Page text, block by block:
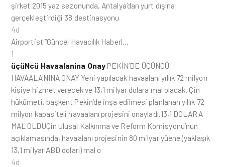
şirket 2015 yaz sezonunda, Antalya’dan yurt dışına
gerçekleştirdiği 38 destinasyonu
4d
Airportist “Güncel Havacılık Haberl…
1
üçüNcü Havaalanina Onay PEKİN’DE ÜÇÜNCÜ
HAVAALANINA ONAY Yeni yapılacak havaalanı yıllık 72 milyon
kişiye hizmet verecek ve 13,1 milyar dolara mal olacak. Çin
hükümeti, başkent Pekin’de inşa edilmesi planlanan yıllık 72
milyon kapasiteli havaalanı projesini onayladı.13,1 DOLARA
MAL OLDUÇin Ulusal Kalkınma ve Reform Komisyonu’nun
açıklamasında, havaalanı projesinin 80 milyar yüene (yaklaşık
13,1 milyar ABD doları) mal o
4d